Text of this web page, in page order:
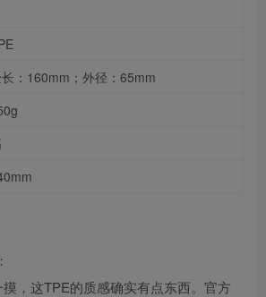
：160mm；外径：65mm
：
，这TPE的质感确实有点东西。官方